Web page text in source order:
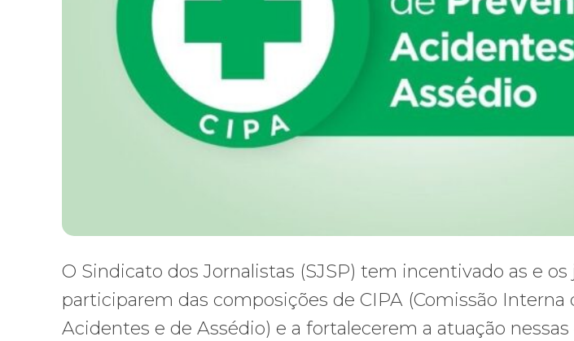
O Sindicato dos Jornalistas (SJSP) tem incentivado as e os
participarem das composições de CIPA (Comissão Interna
Acidentes e de Assédio) e a fortalecerem a atuação